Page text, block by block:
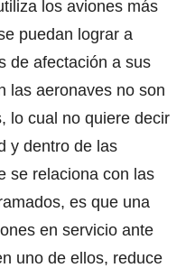
los aviones más
puedan lograr a
de afectación a sus
las aeronaves no son
lo cual no quiere decir
y dentro de las
se relaciona con las
es que una
en servicio ante
uno de ellos, reduce